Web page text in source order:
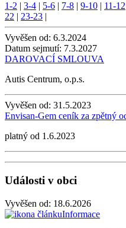
1-2 | 3-4 | 5-6 | 7-8 | 9-10 | 11-12
22 | 23-23 |
Vyvěšen od: 6.3.2024
Datum sejmutí: 7.3.2027
DAROVACÍ SMLOUVA
Autis Centrum, o.p.s.
Vyvěšen od: 31.5.2023
Envisan-Gem ceník za zpětný
platný od 1.6.2023
Události v obci
Vyvěšen od: 18.6.2026
Informace